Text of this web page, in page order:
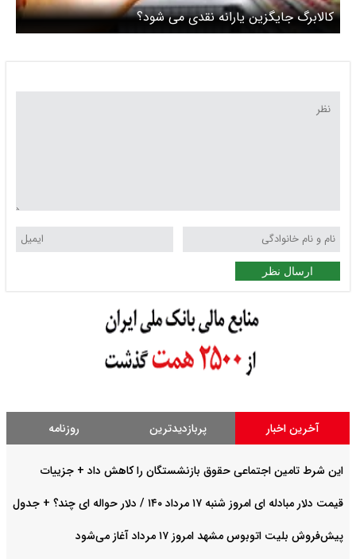
کالابرگ جایگزین یارانه نقدی می شود؟
ارسال نظر
آخرین اخبار پربازدیدترین روزنامه
این شرط تامین اجتماعی حقوق بازنشستگان را کاهش داد + جزییات
قیمت دلار مبادله ای امروز شنبه ۱۷ مرداد ۱۴۰ / دلار حواله ای چند؟ + جدول
پیش‌فروش بلیت اتوبوس مشهد امروز ۱۷ مرداد آغاز می‌شود